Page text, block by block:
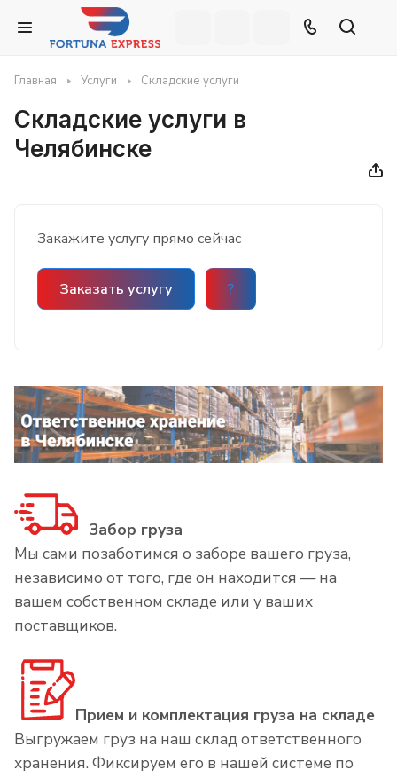
Главная Услуги Складские услуги
Складские услуги в
Челябинске
Закажите услугу прямо сейчас
Заказать услугу ?
Забор груза
Мы сами позаботимся о заборе вашего груза,
независимо от того, где он находится — на
вашем собственном складе или у ваших
поставщиков.
Прием и комплектация груза на складе
Выгружаем груз на наш склад ответственного
хранения. Фиксируем его в нашей системе по